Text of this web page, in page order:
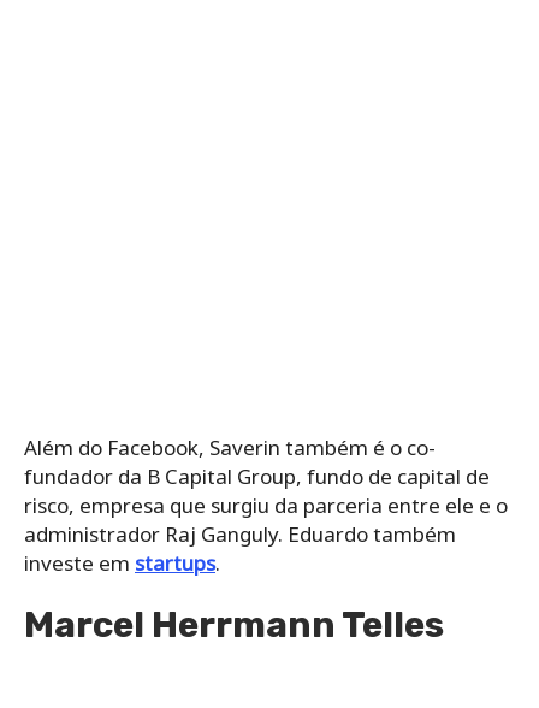
Além do Facebook, Saverin também é o co-
fundador da B Capital Group, fundo de capital de
risco, empresa que surgiu da parceria entre ele e o
administrador Raj Ganguly. Eduardo também
investe em startups.
Marcel Herrmann Telles